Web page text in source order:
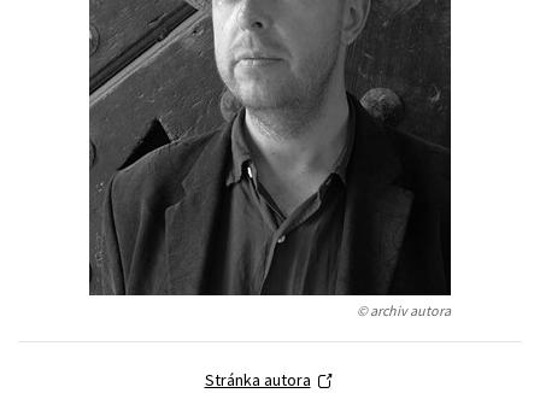
Young adult (SK)
Zahraniční literatura Zdraví a životní styl
Všechny tituly
© archiv autora
Stránka autora